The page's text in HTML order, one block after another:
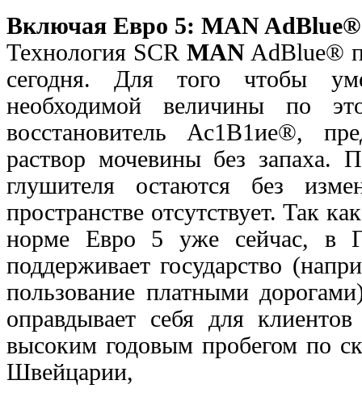
Включая Евро 5: MAN
Технология SCRMAN AdBlue®
сегодня. Для того чтобы
необходимой величины по
восстановитель Ас1В1ие®,
раствор мочевины без запаха.
глушителя остаются без
пространстве отсутствует. Так
норме Евро 5 уже сейчас, в
поддерживает государство
пользование платными
оправдывает себя для
высоким годовым пробегом по
Швейцарии,